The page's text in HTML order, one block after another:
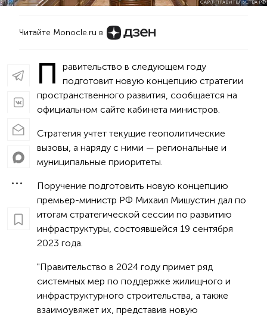
САЙТ ПРАВИТЕЛЬСТВА РФ
Читайте Monocle.ru в
П
равительство в следующем году
подготовит новую концепцию стратегии
пространственного развития, сообщается на
официальном сайте кабинета министров.
Стратегия учтет текущие геополитические
вызовы, а наряду с ними — региональные и
муниципальные приоритеты.
Поручение подготовить новую концепцию
премьер-министр РФ Михаил Мишустин дал по
итогам стратегической сессии по развитию
инфраструктуры, состоявшейся 19 сентября
2023 года.
"Правительство в 2024 году примет ряд
системных мер по поддержке жилищного и
инфраструктурного строительства, а также
взаимоувяжет их, представив новую